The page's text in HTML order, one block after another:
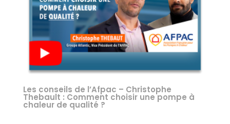
Les conseils de l’Afpac – Christophe
Thebault : Comment choisir une pompe à
chaleur de qualité ?